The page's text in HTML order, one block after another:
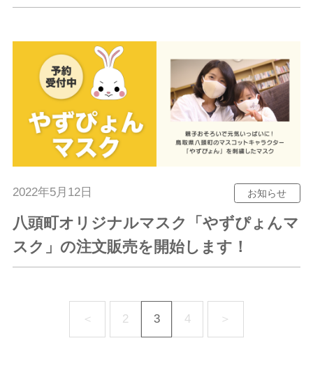
八頭町オリジナルマスク「やずぴょんマ
スク」の注文販売を開始します！
2022年5月12日 お知らせ
＜ 2 3 4 ＞